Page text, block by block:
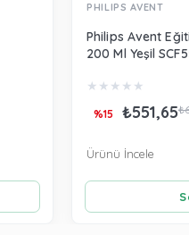
PHILIPS AVENT
Philips Avent
200 Ml Yeşil
★ ★ ★ ★ ★
₺551,65
%15
Ürünü İncele